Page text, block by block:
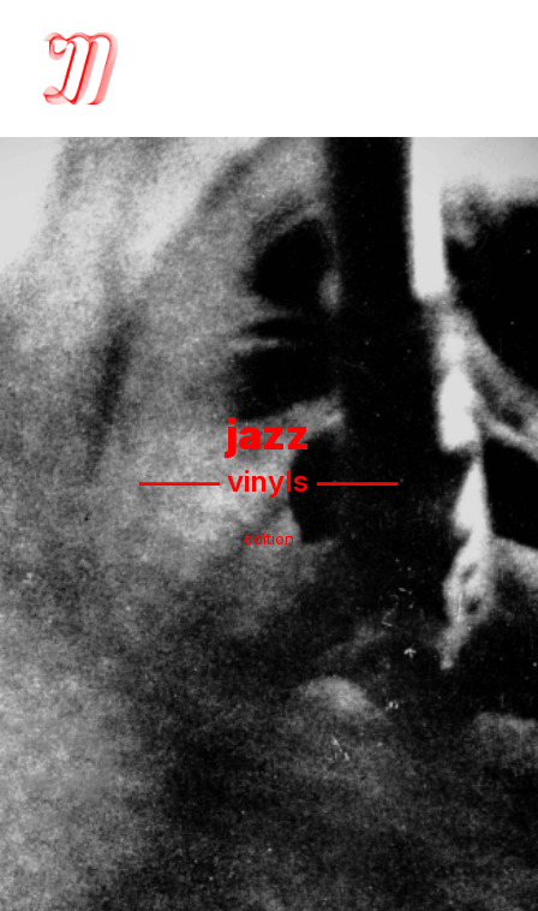
jazz
⸻ vinyls ⸻
édition
éditions du Layeur ⸻ 250 x 250 mm ⸻ 360 pages